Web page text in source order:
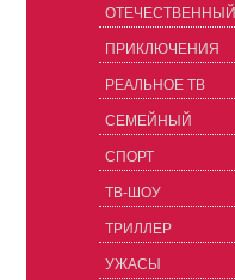
ОТЕЧЕСТВЕННЫЙ
ПРИКЛЮЧЕНИЯ
РЕАЛЬНОЕ ТВ
СЕМЕЙНЫЙ
СПОРТ
ТВ-ШОУ
ТРИЛЛЕР
УЖАСЫ